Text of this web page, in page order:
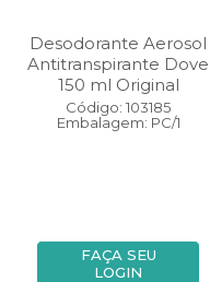
Desodorante Aerosol
Antitranspirante Dove
150 ml Original
Código: 103185
Embalagem: PC/1
FAÇA SEU
LOGIN